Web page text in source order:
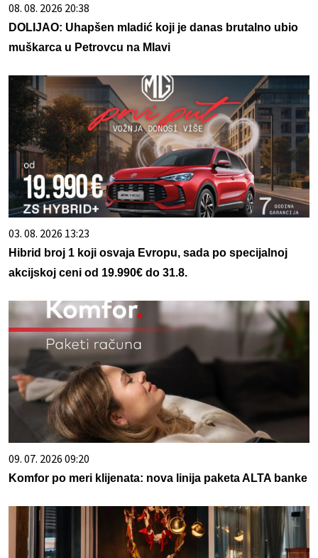
08. 08. 2026 20:38
DOLIJAO: Uhapšen mladić koji je danas brutalno ubio
muškarca u Petrovcu na Mlavi
03. 08. 2026 13:23
Hibrid broj 1 koji osvaja Evropu, sada po specijalnoj
akcijskoj ceni od 19.990€ do 31.8.
09. 07. 2026 09:20
Komfor po meri klijenata: nova linija paketa ALTA banke